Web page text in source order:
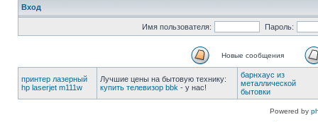
Вход
Имя пользователя: Пароль:
Новые сообщения
принтер лазерный
hp laserjet m111w
Лучшие цены на бытовую технику:
купить телевизор bbk - у нас!
барнхаус из
металлической
бытовки
Powered by